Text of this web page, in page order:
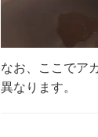
なお、ここでア
異なります。